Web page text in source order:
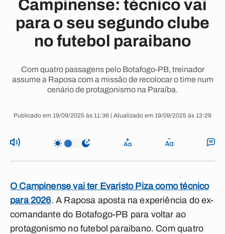
Campinense: técnico vai
para o seu segundo clube
no futebol paraibano
Com quatro passagens pelo Botafogo-PB, treinador
assume a Raposa com a missão de recolocar o time num
cenário de protagonismo na Paraíba.
Publicado em 19/09/2025 às 11:36 | Atualizado em 19/09/2025 às 13:29
O Campinense vai ter Evaristo Piza como técnico
para 2026. A Raposa aposta na experiência do ex-
comandante do Botafogo-PB para voltar ao
protagonismo no futebol paraibano. Com quatro